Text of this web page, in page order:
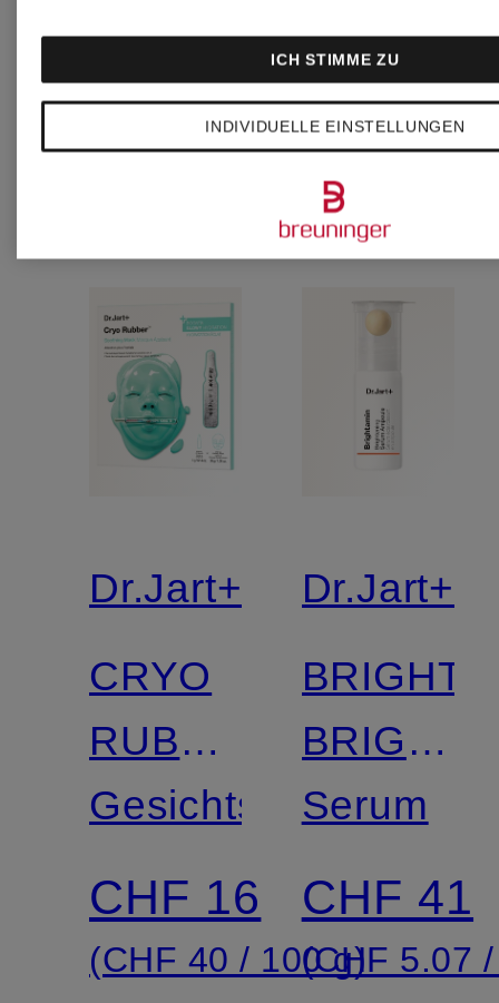
CHF 31
(CHF 182.35 / 100 g)
CHF 9
(CHF
Dr.Jart+
CRYO
RUBBER
SOOTHING
MASK
Gesichtsmaske
CHF 16
(CHF 40 / 100 g)
Dr.Jart+
SERUM
Serum
CHF 41
(CHF 5.07
INDIVIDUELLE EINSTELLUNGEN
ICH STIMME ZU